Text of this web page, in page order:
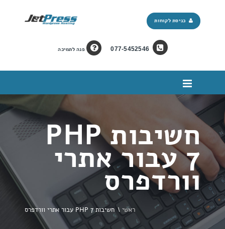
077-5452546 פנה לתמיכה
כניסת לקוחות
חשיבות PHP
7 עבור אתרי
וורדפרס
ראשי \ חשיבות PHP 7 עבור אתרי וורדפרס